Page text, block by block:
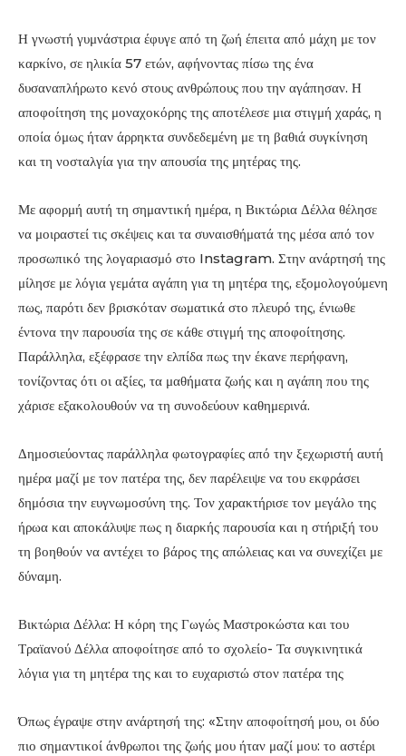
Η γνωστή γυμνάστρια έφυγε από τη ζωή έπειτα από μάχη με τον
καρκίνο, σε ηλικία 57 ετών, αφήνοντας πίσω της ένα
δυσαναπλήρωτο κενό στους ανθρώπους που την αγάπησαν. Η
αποφοίτηση της μοναχοκόρης της αποτέλεσε μια στιγμή χαράς, η
οποία όμως ήταν άρρηκτα συνδεδεμένη με τη βαθιά συγκίνηση
και τη νοσταλγία για την απουσία της μητέρας της.
Με αφορμή αυτή τη σημαντική ημέρα, η Βικτώρια Δέλλα θέλησε
να μοιραστεί τις σκέψεις και τα συναισθήματά της μέσα από τον
προσωπικό της λογαριασμό στο Instagram. Στην ανάρτησή της
μίλησε με λόγια γεμάτα αγάπη για τη μητέρα της, εξομολογούμενη
πως, παρότι δεν βρισκόταν σωματικά στο πλευρό της, ένιωθε
έντονα την παρουσία της σε κάθε στιγμή της αποφοίτησης.
Παράλληλα, εξέφρασε την ελπίδα πως την έκανε περήφανη,
τονίζοντας ότι οι αξίες, τα μαθήματα ζωής και η αγάπη που της
χάρισε εξακολουθούν να τη συνοδεύουν καθημερινά.
Δημοσιεύοντας παράλληλα φωτογραφίες από την ξεχωριστή αυτή
ημέρα μαζί με τον πατέρα της, δεν παρέλειψε να του εκφράσει
δημόσια την ευγνωμοσύνη της. Τον χαρακτήρισε τον μεγάλο της
ήρωα και αποκάλυψε πως η διαρκής παρουσία και η στήριξή του
τη βοηθούν να αντέχει το βάρος της απώλειας και να συνεχίζει με
δύναμη.
Βικτώρια Δέλλα: Η κόρη της Γωγώς Μαστροκώστα και του
Τραϊανού Δέλλα αποφοίτησε από το σχολείο- Τα συγκινητικά
λόγια για τη μητέρα της και το ευχαριστώ στον πατέρα της
Όπως έγραψε στην ανάρτησή της: «Στην αποφοίτησή μου, οι δύο
πιο σημαντικοί άνθρωποι της ζωής μου ήταν μαζί μου: το αστέρι